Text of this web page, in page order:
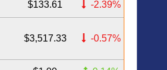
$133.61 -2.39%
$3,517.33 -0.57%